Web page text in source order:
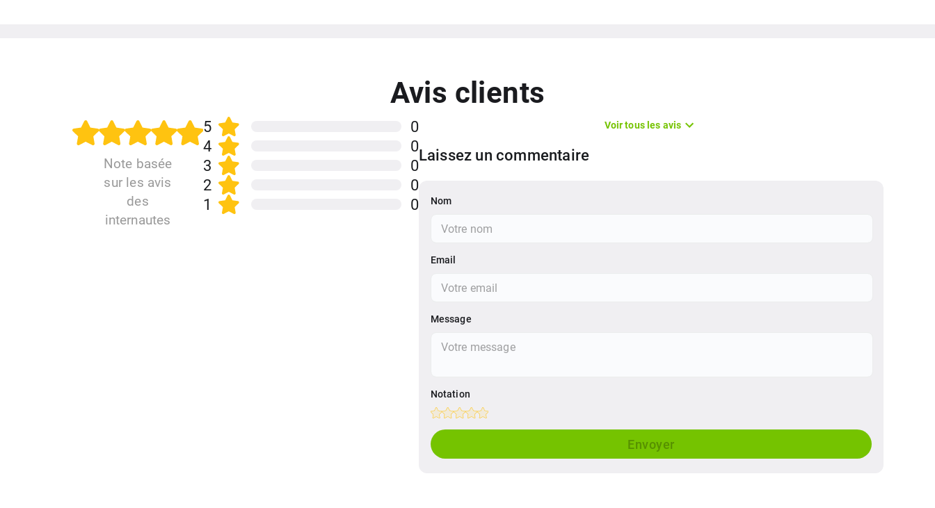
we
Etanche
Type de Recharge
Avis clients
Note basée
sur les avis
des
internautes
5
0
4
0
3
0
2
0
1
0
Voir tous les avis
Laissez un commentaire
Nom
Email
Message
Notation
1 Star
2 Stars
3 Stars
4 Stars
5 Stars
Empty
Envoyer